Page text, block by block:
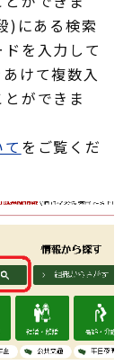
)にある検索
を入力して
けて複数入
ができま
をご覧くだ